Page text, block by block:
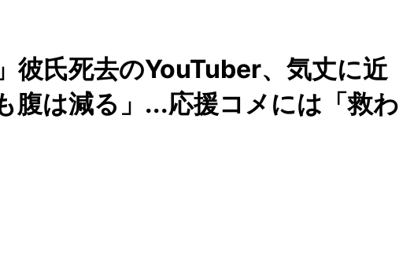
彼氏死去のYouTuber、気丈に近
は減る」...応援コメには「救わ